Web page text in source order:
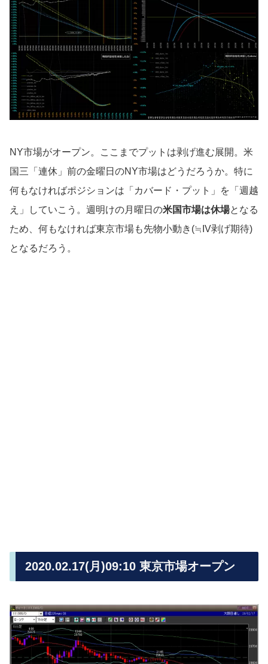
NY市場がオープン。ここまでプットは剥げ進む展開。米
国三「連休」前の金曜日のNY市場はどうだろうか。特に
何もなければポジションは「カバード・プット」を「週越
え」していこう。週明けの月曜日の米国市場は休場となる
ため、何もなければ東京市場も先物小動き(≒IV剥げ期待)
となるだろう。
2020.02.17(月)09:10 東京市場オープン